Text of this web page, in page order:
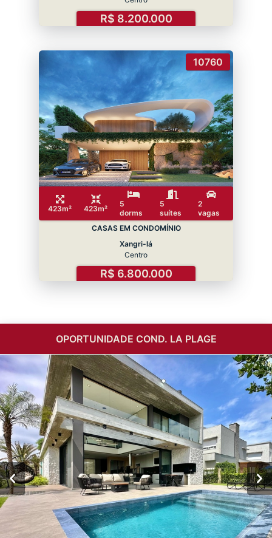
R$ 8.200.000
10760
423m² 423m²
5
dorms
5
suítes
2
vagas
CASAS EM CONDOMÍNIO
Xangri-lá
Centro
R$ 6.800.000
OPORTUNIDADE COND. LA PLAGE